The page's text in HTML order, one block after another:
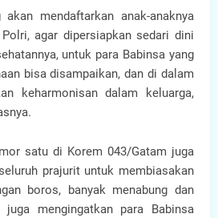
mendaftarkan anak-anaknya
agar dipersiapkan sedari dini
untuk para Babinsa yang
bisa disampaikan, dan di dalam
keharmonisan dalam keluarga,
satu di Korem 043/Gatam juga
prajurit untuk membiasakan
boros, banyak menabung dan
juga mengingatkan para Babinsa